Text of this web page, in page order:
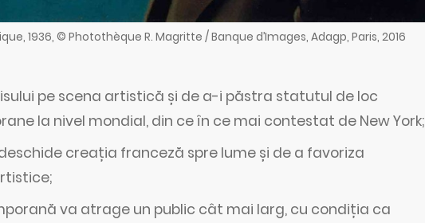
1936, © Photothèque R. Magritte / Banque d’Images, Adagp, Paris, 2016
pe scena artistică și de a-i păstra statutul de loc
la nivel mondial, din ce în ce mai contestat de New York;
creația franceză spre lume și de a favoriza
va atrage un public cât mai larg, cu condiția ca